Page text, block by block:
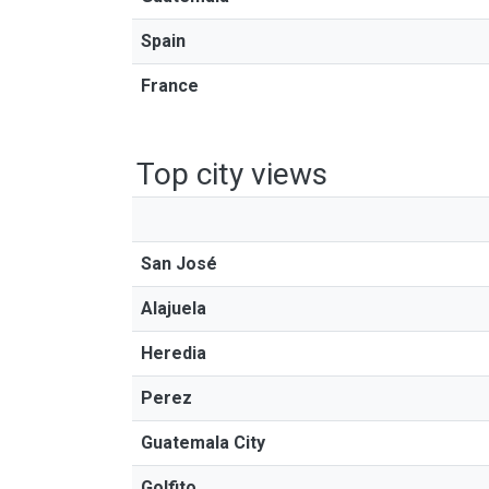
Spain
France
Top city views
San José
Alajuela
Heredia
Perez
Guatemala City